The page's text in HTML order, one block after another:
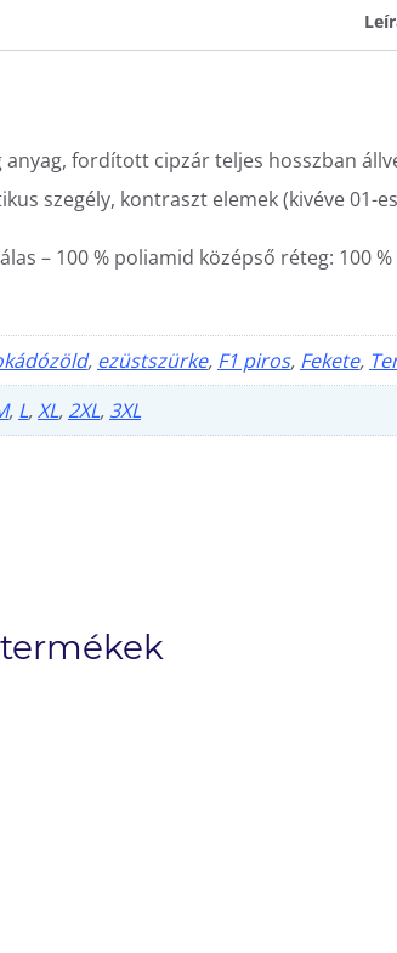
fordított cipzár teljes hosszban
szegély, kontraszt elemek (kivéve 01-
– 100 % poliamid középső réteg: 100
, ezüstszürke, F1 piros, Fekete,
, L,XL, 2XL, 3XL